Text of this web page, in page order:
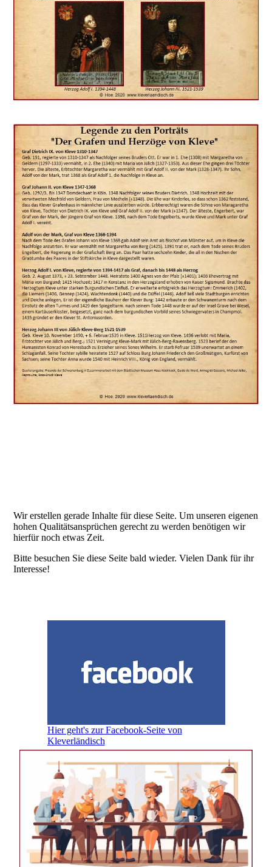
Wir erstellen gerade Inhalte für diese Seite. Um unseren eigenen
hohen Qualitätsansprüchen gerecht zu werden benötigen wir
hierfür noch etwas Zeit.
Bitte besuchen Sie diese Seite bald wieder. Vielen Dank für ihr
Interesse!
Hier geht's zur Facebook-Seite von
Kleverländisch